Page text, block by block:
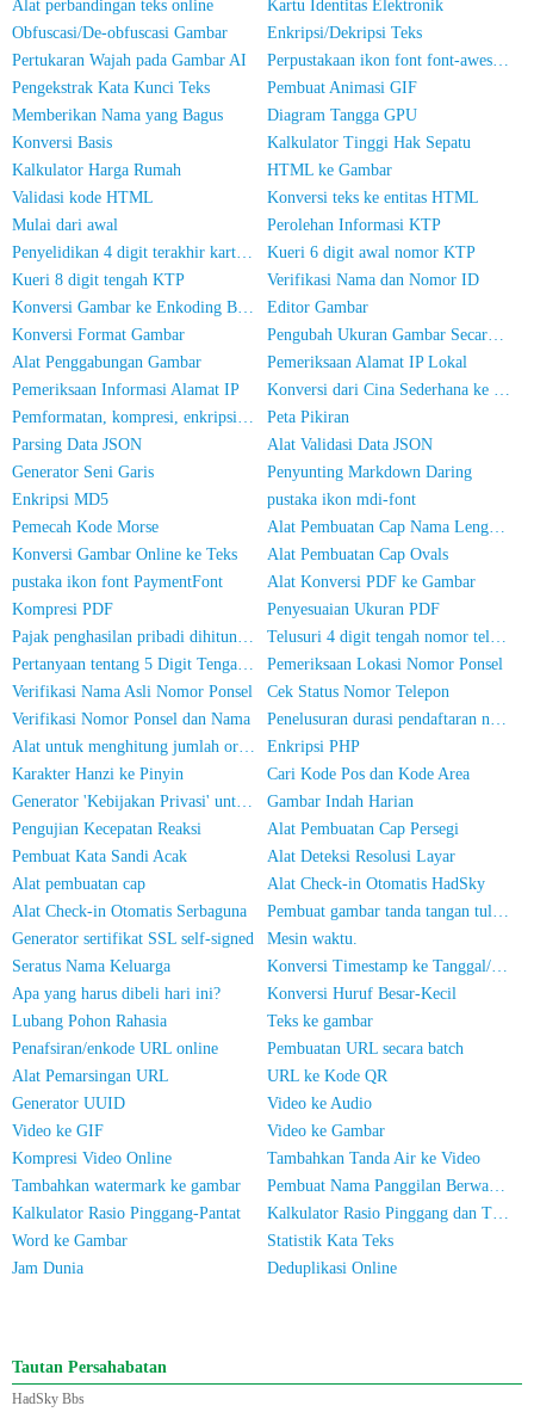
Alat perbandingan teks online
Kartu Identitas Elektronik
Obfuscasi/De-obfuscasi Gambar
Enkripsi/Dekripsi Teks
Pertukaran Wajah pada Gambar AI
Perpustakaan ikon font font-awesome
Pengekstrak Kata Kunci Teks
Pembuat Animasi GIF
Memberikan Nama yang Bagus
Diagram Tangga GPU
Konversi Basis
Kalkulator Tinggi Hak Sepatu
Kalkulator Harga Rumah
HTML ke Gambar
Validasi kode HTML
Konversi teks ke entitas HTML
Mulai dari awal
Perolehan Informasi KTP
Penyelidikan 4 digit terakhir kartu identitas
Kueri 6 digit awal nomor KTP
Kueri 8 digit tengah KTP
Verifikasi Nama dan Nomor ID
Konversi Gambar ke Enkoding Base64
Editor Gambar
Konversi Format Gambar
Pengubah Ukuran Gambar Secara Massal
Alat Penggabungan Gambar
Pemeriksaan Alamat IP Lokal
Pemeriksaan Informasi Alamat IP
Konversi dari Cina Sederhana ke Cina Tradisional
Pemformatan, kompresi, enkripsi/pengacakan kode JS
Peta Pikiran
Parsing Data JSON
Alat Validasi Data JSON
Generator Seni Garis
Penyunting Markdown Daring
Enkripsi MD5
pustaka ikon mdi-font
Pemecah Kode Morse
Alat Pembuatan Cap Nama Lengkap
Konversi Gambar Online ke Teks
Alat Pembuatan Cap Ovals
pustaka ikon font PaymentFont
Alat Konversi PDF ke Gambar
Kompresi PDF
Penyesuaian Ukuran PDF
Pajak penghasilan pribadi dihitung secara online
Telusuri 4 digit tengah nomor telepon
Pertanyaan tentang 5 Digit Tengah Nomor Telepon
Pemeriksaan Lokasi Nomor Ponsel
Verifikasi Nama Asli Nomor Ponsel
Cek Status Nomor Telepon
Verifikasi Nomor Ponsel dan Nama
Penelusuran durasi pendaftaran nomor ponsel
Alat untuk menghitung jumlah orang dalam foto
Enkripsi PHP
Karakter Hanzi ke Pinyin
Cari Kode Pos dan Kode Area
Generator 'Kebijakan Privasi' untuk Aplikasi
Gambar Indah Harian
Pengujian Kecepatan Reaksi
Alat Pembuatan Cap Persegi
Pembuat Kata Sandi Acak
Alat Deteksi Resolusi Layar
Alat pembuatan cap
Alat Check-in Otomatis HadSky
Alat Check-in Otomatis Serbaguna
Pembuat gambar tanda tangan tulisan tangan
Generator sertifikat SSL self-signed
Mesin waktu.
Seratus Nama Keluarga
Konversi Timestamp ke Tanggal/Waktu
Apa yang harus dibeli hari ini?
Konversi Huruf Besar-Kecil
Lubang Pohon Rahasia
Teks ke gambar
Penafsiran/enkode URL online
Pembuatan URL secara batch
Alat Pemarsingan URL
URL ke Kode QR
Generator UUID
Video ke Audio
Video ke GIF
Video ke Gambar
Kompresi Video Online
Tambahkan Tanda Air ke Video
Tambahkan watermark ke gambar
Pembuat Nama Panggilan Berwarna untuk WeChat
Kalkulator Rasio Pinggang-Pantat
Kalkulator Rasio Pinggang dan Tinggi
Word ke Gambar
Statistik Kata Teks
Jam Dunia
Deduplikasi Online
Tautan Persahabatan
HadSky Bbs